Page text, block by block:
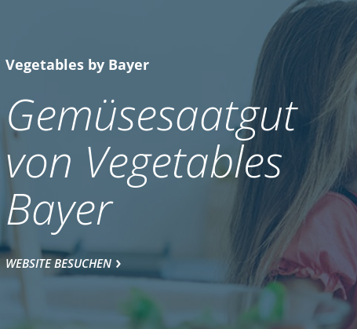
Vegetables by Bayer
Gemüsesaatgut
von Vegetables
Bayer
WEBSITE BESUCHEN